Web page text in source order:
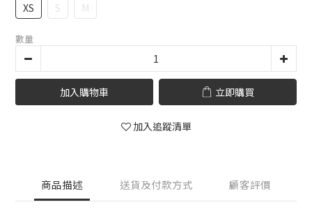
XS S M
數量
加入購物車 立即購買
加入追蹤清單
商品描述 送貨及付款方式 顧客評價